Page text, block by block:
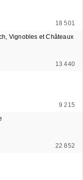
18 501
Vignobles et Châteaux
13 440
9 215
22 852